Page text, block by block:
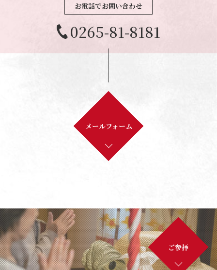
お電話でお問い合わせ
0265-81-8181
メールフォーム